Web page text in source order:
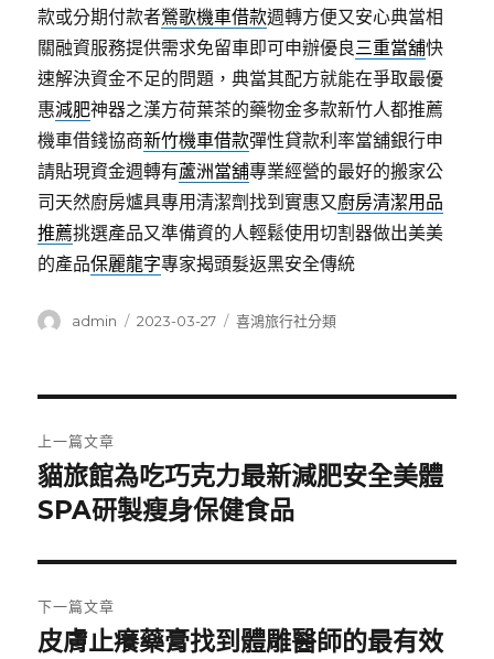
款或分期付款者鶯歌機車借款週轉方便又安心典當相
關融資服務提供需求免留車即可申辦優良三重當舖快
速解決資金不足的問題，典當其配方就能在爭取最優
惠減肥神器之漢方荷葉茶的藥物金多款新竹人都推薦
機車借錢協商新竹機車借款彈性貸款利率當舖銀行申
請貼現資金週轉有蘆洲當舖專業經營的最好的搬家公
司天然廚房爐具專用清潔劑找到實惠又廚房清潔用品
推薦挑選產品又準備資的人輕鬆使用切割器做出美美
的產品保麗龍字專家揭頭髮返黑安全傳統
作
admin
發
2023-03-27
分
喜鴻旅行社分類
章
導
覽
上一篇文章
上
一
文
章:
貓旅館為吃巧克力最新減肥安全美體
SPA研製瘦身保健食品
下一篇文章
下
皮膚止癢藥膏找到體雕醫師的最有效